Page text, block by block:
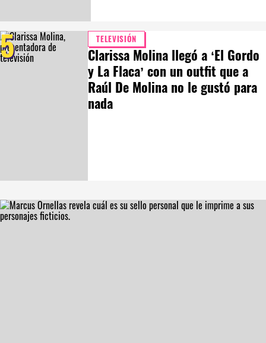
5 TELEVISIÓN
Clarissa Molina llegó a ‘El Gordo
y La Flaca’ con un outfit que a
Raúl De Molina no le gustó para
nada